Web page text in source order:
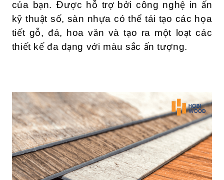
của bạn. Được hỗ trợ bởi công nghệ in ấn
kỹ thuật số, sàn nhựa có thể tái tạo các họa
tiết gỗ, đá, hoa văn và tạo ra một loạt các
thiết kế đa dạng với màu sắc ấn tượng.